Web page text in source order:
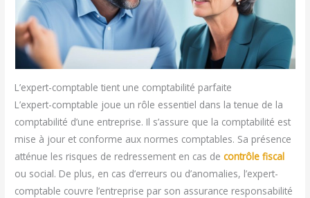
L’expert-comptable tient une comptabilité parfaite
L’expert-comptable joue un rôle essentiel dans la tenue de la
comptabilité d’une entreprise. Il s’assure que la comptabilité est
mise à jour et conforme aux normes comptables. Sa présence
atténue les risques de redressement en cas decontrôle fiscal
ou social. De plus, en cas d’erreurs ou d’anomalies, l’expert-
comptable couvre l’entreprise par son assurance responsabilité